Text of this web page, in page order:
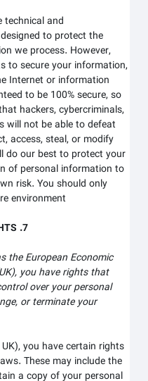
technical and
designed to protect the
we process. However,
to secure your information,
Internet or information
to be 100% secure, so
hackers, cybercriminals,
will not be able to defeat
access, steal, or modify
do our best to protect your
of personal information to
risk. You should only
environment.
the European Economic
you have rights that
over your personal
or terminate your
UK), you have certain rights
These may include the
a copy of your personal